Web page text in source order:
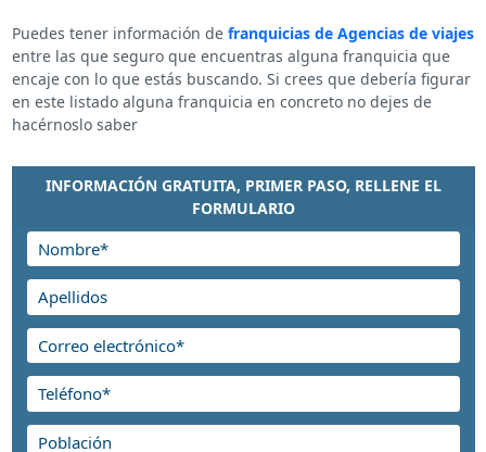
Puedes tener información de franquicias de Agencias de viajes
entre las que seguro que encuentras alguna franquicia que
encaje con lo que estás buscando. Si crees que debería figurar
en este listado alguna franquicia en concreto no dejes de
hacérnoslo saber
INFORMACIÓN GRATUITA, PRIMER PASO, RELLENE EL
FORMULARIO